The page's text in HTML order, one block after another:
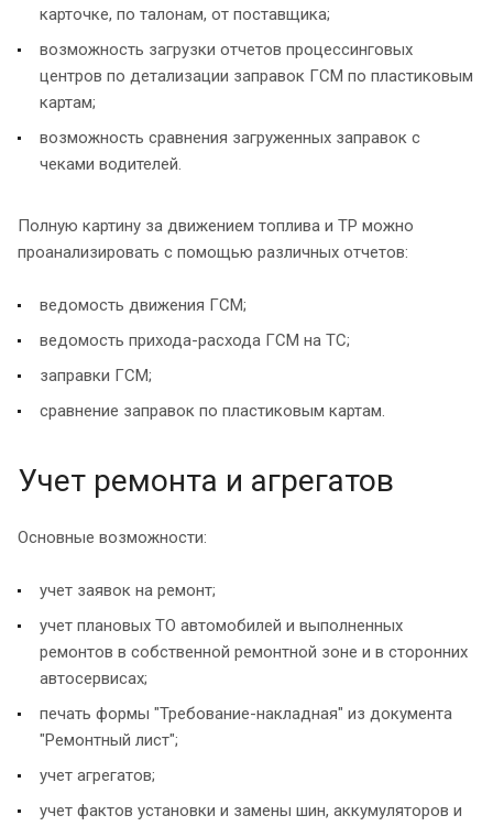
карточке, по талонам, от поставщика;
возможность загрузки отчетов процессинговых
центров по детализации заправок ГСМ по пластиковым
картам;
возможность сравнения загруженных заправок с
чеками водителей.
Полную картину за движением топлива и ТР можно
проанализировать с помощью различных отчетов:
ведомость движения ГСМ;
ведомость прихода-расхода ГСМ на ТС;
заправки ГСМ;
сравнение заправок по пластиковым картам.
Учет ремонта и агрегатов
Основные возможности:
учет заявок на ремонт;
учет плановых ТО автомобилей и выполненных
ремонтов в собственной ремонтной зоне и в сторонних
автосервисах;
печать формы "Требование-накладная" из документа
"Ремонтный лист";
учет агрегатов;
учет фактов установки и замены шин, аккумуляторов и